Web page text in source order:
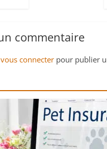
commentaire
vous connecter pour publier